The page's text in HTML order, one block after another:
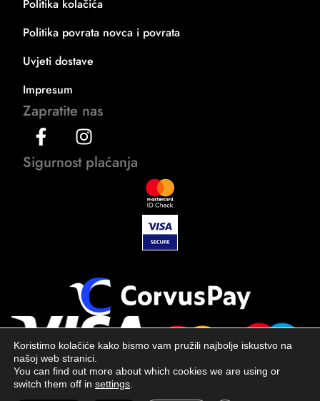
Politika kolačića
Politika povrata novca i povrata
Uvjeti dostave
Impresum
Zapratite nas
Sigurnost plaćanja
Koristimo kolačiće kako bismo vam pružili najbolje iskustvo na
našoj web stranici.
You can find out more about which cookies we are using or
switch them off in settings